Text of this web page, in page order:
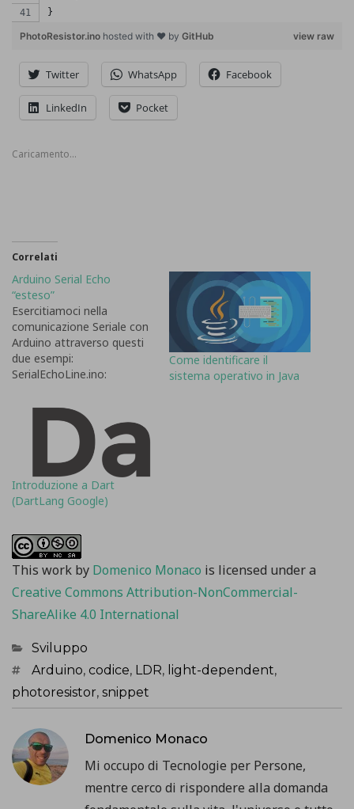
}
view raw
PhotoResistor.ino hosted with ❤ by GitHub
Twitter WhatsApp Facebook
LinkedIn Pocket
Caricamento...
Correlati
Arduino Serial Echo
“esteso”
Esercitiamoci nella
comunicazione Seriale con
Arduino attraverso questi
due esempi:
SerialEchoLine.ino:
come abilitare Arduino a
leggere da seriale
rimanendo in attesa finché
la ricezione del messaggio
non sia completa;
SerialEchoLineWithTime.in
o: estende il precedente
variabili legate al tempo
che abilitano Arduino
calcolare il tempo
impiegato nella…
Come identificare il
sistema operativo in Java
Introduzione a Dart
(DartLang Google)
This work by Domenico Monaco is licensed under a
Creative Commons Attribution-NonCommercial-
ShareAlike 4.0 International
Categorie
Sviluppo
TagArduino, codice, LDR, light-dependent,
photoresistor, snippet
Domenico Monaco
Mi occupo di Tecnologie per Persone,
mentre cerco di rispondere alla domanda